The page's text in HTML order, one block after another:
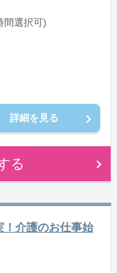
間選択可)
詳細を見る
る
介護のお仕事始